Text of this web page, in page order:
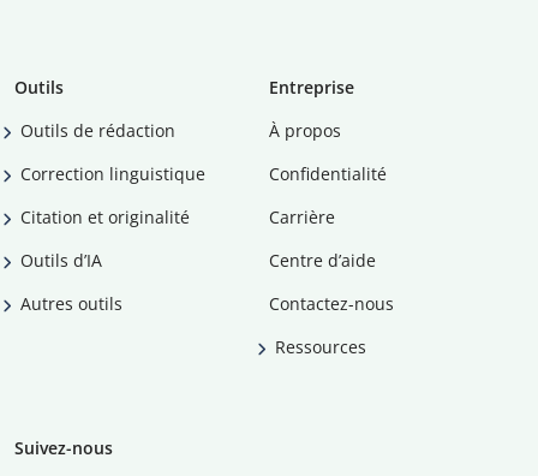
Outils
Outils de rédaction
Correction linguistique
Citation et originalité
Outils d’IA
Autres outils
Entreprise
À propos
Confidentialité
Carrière
Centre d’aide
Contactez-nous
Ressources
Suivez-nous